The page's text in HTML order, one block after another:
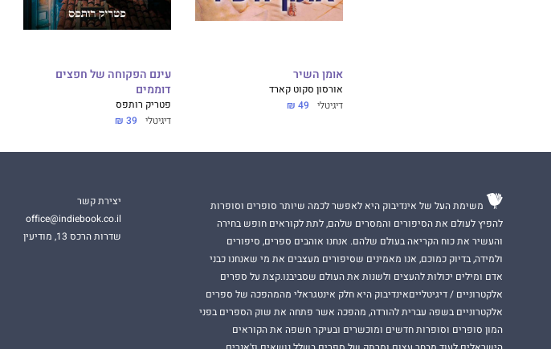
אומן השיר
אורסון סקוט קארד
דיגיטלי 49 ₪
עינם הפקוחה של חפצים
דוממים
פטריק רותפס
דיגיטלי 39 ₪
משימת העל של אינדיבוק היא לאפשר לכמה שיותר סופרים וסופרות
להפיץ לעולם את הסיפורים והמסרים שלהם, לתת לקוראים חופש בחירה
והעשיר את כוח הקריאה בעולם שלהם. אנחנו אוהבים ספרים, סיפורים
ולמידה, בדיוק כמוכם, אנו מאמינים שסיפורים מעצבים את מי שאנחנו כבני
אדם ומילים יכולות להעצים ולשנות את העולם שסביבנו.קצת על ספרים
אלקטרוניים / דיגיטלייםאינדיבוק היא חלק אינטגראלי מהמהפכה של ספרים
אלקטרוניים בשפה עברית להורדה, מהפכה אשר פתחה את שוק הספרים בפני
המון סופרים וסופרות חדשים ומוכשרים ובעיקר חשפה את הקוראים
יצירת קשר
office@indiebook.co.il
שדרות הרכס 13, מודיעין